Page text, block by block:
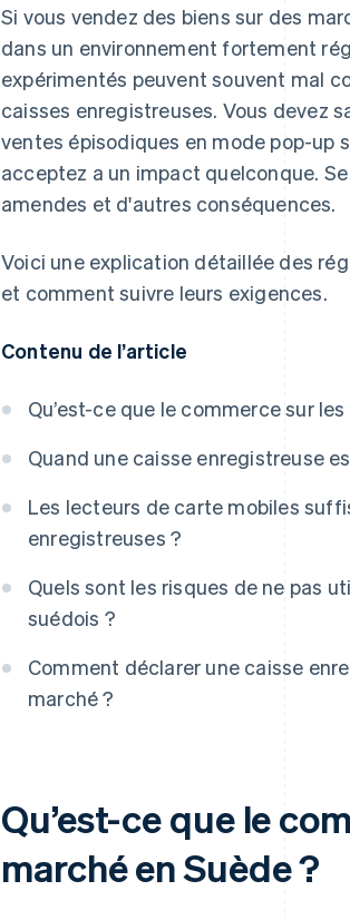
Si vous vendez des biens sur des
dans un environnement fortement
expérimentés peuvent souvent mal
caisses enregistreuses. Vous devez
ventes épisodiques en mode pop-up
acceptez a un impact quelconque.
amendes et d'autres conséquences.
Voici une explication détaillée des
et comment suivre leurs exigences.
Contenu de l’article
Qu’est-ce que le commerce sur
Quand une caisse enregistreuse
Les lecteurs de carte mobiles
enregistreuses ?
Quels sont les risques de ne pas
suédois ?
Comment déclarer une caisse
marché ?
Qu’est-ce que le
marché en Suède ?